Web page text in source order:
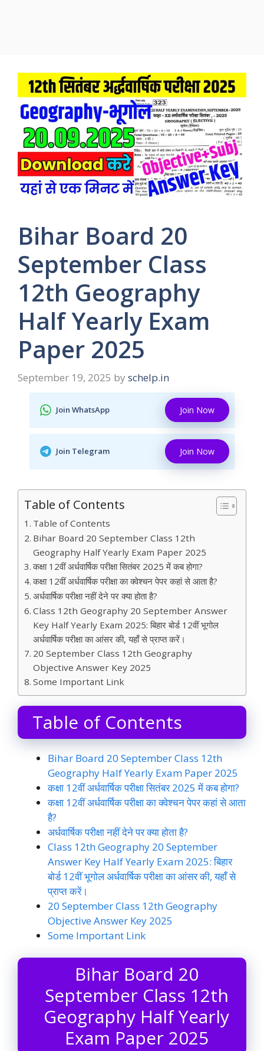
Bihar Board 20
September Class
12th Geography
Half Yearly Exam
Paper 2025
September 19, 2025 by schelp.in
Join WhatsApp Join Now
Join Telegram Join Now
Table of Contents
Table of Contents
Bihar Board 20 September Class 12th
Geography Half Yearly Exam Paper 2025
कक्षा 12वीं अर्धवार्षिक परीक्षा सितंबर 2025 में कब होगा?
कक्षा 12वीं अर्धवार्षिक परीक्षा का क्वेश्चन पेपर कहां से आता है?
अर्धवार्षिक परीक्षा नहीं देने पर क्या होता है?
Class 12th Geography 20 September Answer
Key Half Yearly Exam 2025: बिहार बोर्ड 12वीं भूगोल
अर्धवार्षिक परीक्षा का आंसर की, यहाँ से प्राप्त करें।
20 September Class 12th Geography
Objective Answer Key 2025
Some Important Link
Table of Contents
Bihar Board 20 September Class 12th
Geography Half Yearly Exam Paper 2025
कक्षा 12वीं अर्धवार्षिक परीक्षा सितंबर 2025 में कब होगा?
कक्षा 12वीं अर्धवार्षिक परीक्षा का क्वेश्चन पेपर कहां से आता
है?
अर्धवार्षिक परीक्षा नहीं देने पर क्या होता है?
Class 12th Geography 20 September
Answer Key Half Yearly Exam 2025: बिहार
बोर्ड 12वीं भूगोल अर्धवार्षिक परीक्षा का आंसर की, यहाँ से
प्राप्त करें।
20 September Class 12th Geography
Objective Answer Key 2025
Some Important Link
Bihar Board 20
September Class 12th
Geography Half Yearly
Exam Paper 2025